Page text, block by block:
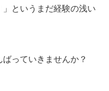
というまだ経験の浅い
っていきませんか？